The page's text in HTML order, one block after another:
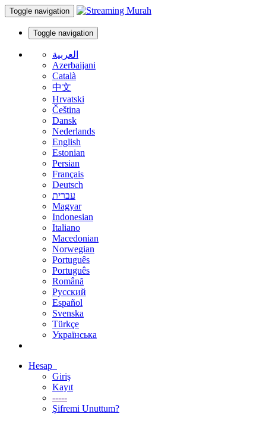
Toggle navigation
Toggle navigation
العربية
Azerbaijani
Català
中文
Hrvatski
Čeština
Dansk
Nederlands
English
Estonian
Persian
Français
Deutsch
עברית
Magyar
Indonesian
Italiano
Macedonian
Norwegian
Português
Português
Română
Русский
Español
Svenska
Türkçe
Українська
Hesap
Giriş
Kayıt
-----
Şifremi Unuttum?